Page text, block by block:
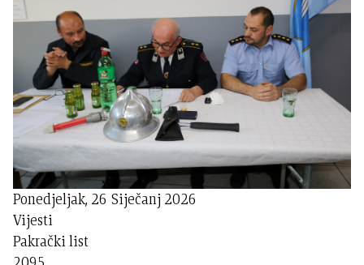
Ponedjeljak, 26 Siječanj 2026
Vijesti
Pakrački list